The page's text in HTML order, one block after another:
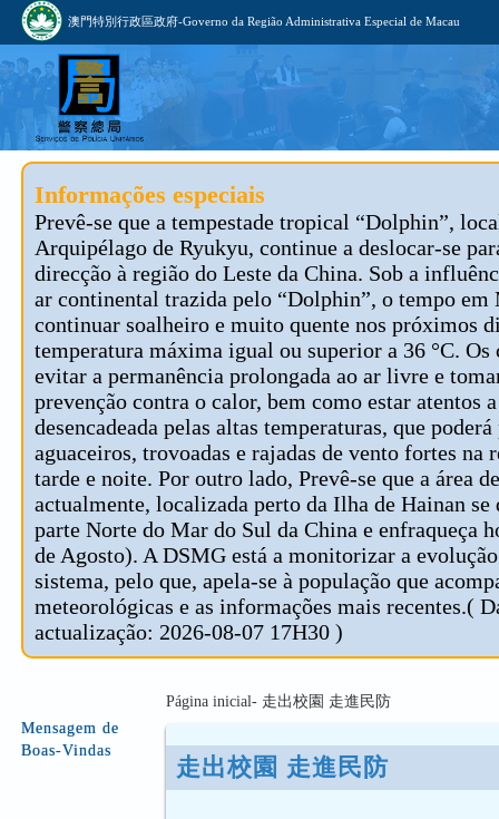
澳門特別行政區政府-Governo da Região Administrativa Especial de Macau
Informações especiais
Prevê-se que a tempestade tropical “Dolphin”,
Arquipélago de Ryukyu, continue a deslocar-se
direcção à região do Leste da China. Sob a
ar continental trazida pelo “Dolphin”, o tempo em
continuar soalheiro e muito quente nos próximos
temperatura máxima igual ou superior a 36 °C. Os
evitar a permanência prolongada ao ar livre e
prevenção contra o calor, bem como estar atentos
desencadeada pelas altas temperaturas, que
aguaceiros, trovoadas e rajadas de vento fortes na
tarde e noite. Por outro lado, Prevê-se que a área
actualmente, localizada perto da Ilha de Hainan se
parte Norte do Mar do Sul da China e enfraqueça
de Agosto). A DSMG está a monitorizar a
sistema, pelo que, apela-se à população que
meteorológicas e as informações mais recentes.(
actualização: 2026-08-07 17H30 )
Mensagem de
Boas-Vindas
Página inicial- 走出校園 走進民防
走出校園 走進民防